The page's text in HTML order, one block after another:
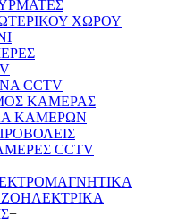
ΧΩΡΟΥ
CCTV
ΚΑΜΕΡΑΣ
ΚΑΜΕΡΩΝ
CCTV
+